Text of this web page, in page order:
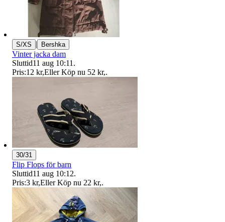
S/XS | Bershka
Vinter jacka dam
Sluttid11 aug 10:11 .
Pris:12 kr,Eller Köp nu 52 kr,.
30/31
Flip Flops för barn
Sluttid11 aug 10:12.
Pris:3 kr,Eller Köp nu 22 kr,.